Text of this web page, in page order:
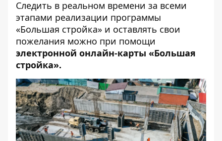
Следить в реальном времени за всеми
этапами реализации программы
«Большая стройка» и оставлять свои
пожелания можно при помощи
электронной онлайн-карты «Большая
стройка».